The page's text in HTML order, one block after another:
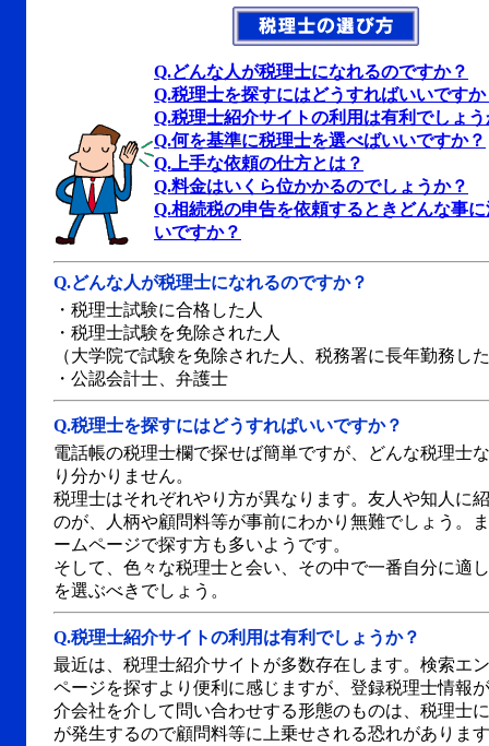
Q.どんな人が税理士になれるのですか？
Q.税理士を探すにはどうすればいいですか
Q.税理士紹介サイトの利用は有利でしょ
Q.何を基準に税理士を選べばいいですか？
Q.上手な依頼の仕方とは？
Q.料金はいくら位かかるのでしょうか？
Q.相続税の申告を依頼するときどんな事
いですか？
Q.どんな人が税理士になれるのですか？
・税理士試験に合格した人
・税理士試験を免除された人
（大学院で試験を免除された人、税務署に長年勤務し
・公認会計士、弁護士
Q.税理士を探すにはどうすればいいですか？
電話帳の税理士欄で探せば簡単ですが、どんな税理士
り分かりません。
税理士はそれぞれやり方が異なります。友人や知人に
のが、人柄や顧問料等が事前にわかり無難でしょう。
ームページで探す方も多いようです。
そして、色々な税理士と会い、その中で一番自分に適
を選ぶべきでしょう。
Q.税理士紹介サイトの利用は有利でしょうか？
最近は、税理士紹介サイトが多数存在します。検索エ
ページを探すより便利に感じますが、登録税理士情報
介会社を介して問い合わせする形態のものは、税理士
が発生するので顧問料等に上乗せされる恐れがありま